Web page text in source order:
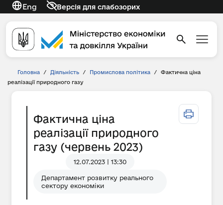
Eng Версія для слабозорих
Головна / Діяльність / Промислова політика /
Фактична ціна
реалізації природного газу
Фактична ціна
реалізації природного
газу (червень 2023)
12.07.2023 | 13:30
Департамент розвитку реального
сектору економіки